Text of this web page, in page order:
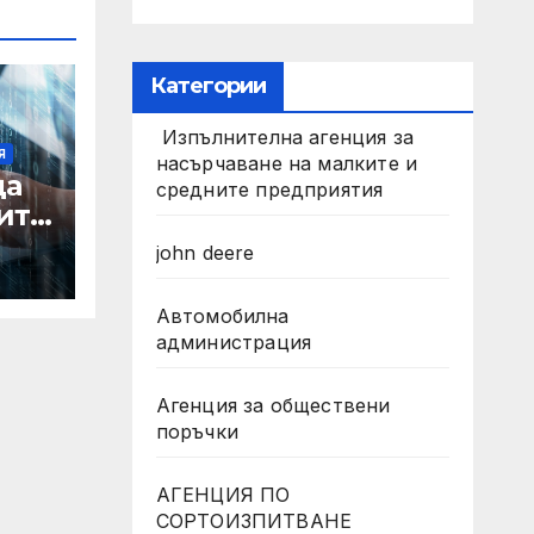
Категории
Изпълнителна агенция за
насърчаване на малките и
средните предприятия
john deere
Автомобилна
администрация
Агенция за обществени
поръчки
АГЕНЦИЯ ПО
СОРТОИЗПИТВАНЕ